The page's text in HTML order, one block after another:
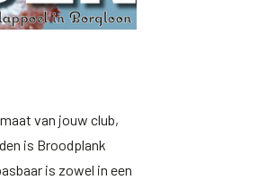
van jouw club,
is Broodplank
is zowel in een